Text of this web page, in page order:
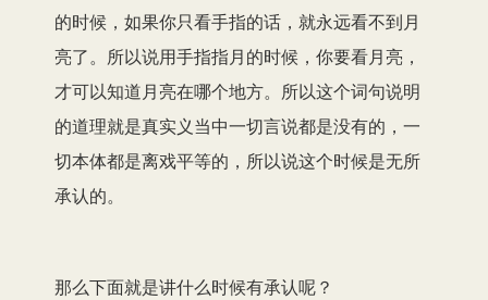
的时候，如果你只看手指的话，就永远看不到月
亮了。所以说用手指指月的时候，你要看月亮，
才可以知道月亮在哪个地方。 所以这个词句说明
的道理就是真实义当中一切言说都是没有的，一
切本体都是离戏平等的，所以说这个时候是无所
承认的。
那么下面就是讲什么时候有承认呢？